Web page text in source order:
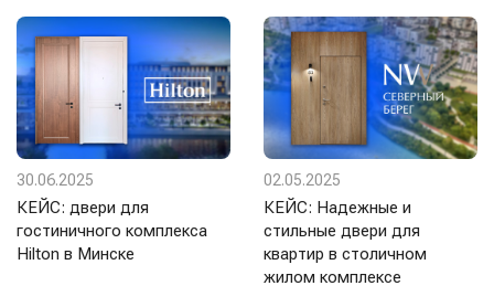
30.06.2025
КЕЙС: двери для
гостиничного комплекса
Hilton в Минске
02.05.2025
КЕЙС: Надежные и
стильные двери для
квартир в столичном
жилом комплексе